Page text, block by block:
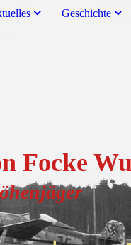
Geschichte
Focke
öhenjäger